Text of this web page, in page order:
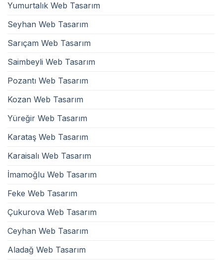
Yumurtalık Web Tasarım
Seyhan Web Tasarım
Sarıçam Web Tasarım
Saimbeyli Web Tasarım
Pozantı Web Tasarım
Kozan Web Tasarım
Yüreğir Web Tasarım
Karataş Web Tasarım
Karaisalı Web Tasarım
İmamoğlu Web Tasarım
Feke Web Tasarım
Çukurova Web Tasarım
Ceyhan Web Tasarım
Aladağ Web Tasarım